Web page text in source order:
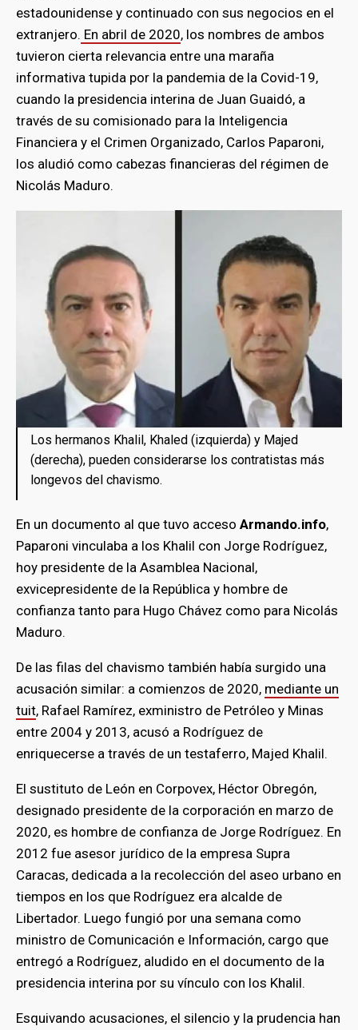
estadounidense y continuado con sus negocios en el
extranjero. En abril de 2020, los nombres de ambos
tuvieron cierta relevancia entre una maraña
informativa tupida por la pandemia de la Covid-19,
cuando la presidencia interina de Juan Guaidó, a
través de su comisionado para la Inteligencia
Financiera y el Crimen Organizado, Carlos Paparoni,
los aludió como cabezas financieras del régimen de
Nicolás Maduro.
Los hermanos Khalil, Khaled (izquierda) y Majed
(derecha), pueden considerarse los contratistas más
longevos del chavismo.
En un documento al que tuvo acceso Armando.info,
Paparoni vinculaba a los Khalil con Jorge Rodríguez,
hoy presidente de la Asamblea Nacional,
exvicepresidente de la República y hombre de
confianza tanto para Hugo Chávez como para Nicolás
Maduro.
De las filas del chavismo también había surgido una
acusación similar: a comienzos de 2020, mediante un
tuit, Rafael Ramírez, exministro de Petróleo y Minas
entre 2004 y 2013, acusó a Rodríguez de
enriquecerse a través de un testaferro, Majed Khalil.
El sustituto de León en Corpovex, Héctor Obregón,
designado presidente de la corporación en marzo de
2020, es hombre de confianza de Jorge Rodríguez. En
2012 fue asesor jurídico de la empresa Supra
Caracas, dedicada a la recolección del aseo urbano en
tiempos en los que Rodríguez era alcalde de
Libertador. Luego fungió por una semana como
ministro de Comunicación e Información, cargo que
entregó a Rodríguez, aludido en el documento de la
presidencia interina por su vínculo con los Khalil.
Esquivando acusaciones, el silencio y la prudencia han